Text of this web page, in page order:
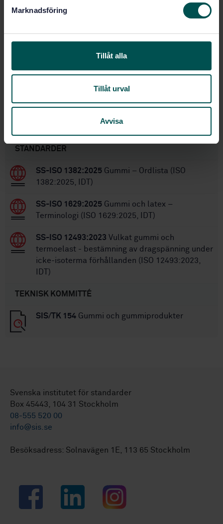
Marknadsföring
Tillåt alla
Tillåt urval
Avvisa
thermoplastic - Measurement of
Artikelnummer:STD-80005768
Antal sidor: 24
SS-ISO 1853:2011
STANDARDER
SS-ISO 1382:2025 Gummi – Ordlista (ISO
1382:2025, IDT)
SS-ISO 1629:2025 Gummi och latex –
Terminologi (ISO 1629:2025, IDT)
SS-ISO 12493:2023 Vulkat gummi och
termoelast - bestämning av dragspänning under
icke-isoterma förhållanden (ISO 12493:2023,
IDT)
TEKNISK KOMMITTÉ
SIS/TK 154 Gummi och gummiprodukter
Svenska institutet för standarder
Box 45443, 104 31 Stockholm
08-555 520 00
info@sis.se
Besöksadress: Solnavägen 1E, 113 65 Stockholm
Facebook LinkedIn Instagram